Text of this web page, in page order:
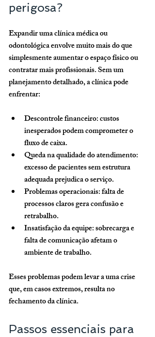
perigosa?
Expandir uma clínica médica ou
odontológica envolve muito mais do que
simplesmente aumentar o espaço físico ou
contratar mais profissionais. Sem um
planejamento detalhado, a clínica pode
enfrentar:
Descontrole financeiro: custos
inesperados podem comprometer o
fluxo de caixa.
Queda na qualidade do atendimento:
excesso de pacientes sem estrutura
adequada prejudica o serviço.
Problemas operacionais: falta de
processos claros gera confusão e
retrabalho.
Insatisfação da equipe: sobrecarga e
falta de comunicação afetam o
ambiente de trabalho.
Esses problemas podem levar a uma crise
que, em casos extremos, resulta no
fechamento da clínica.
Passos essenciais para